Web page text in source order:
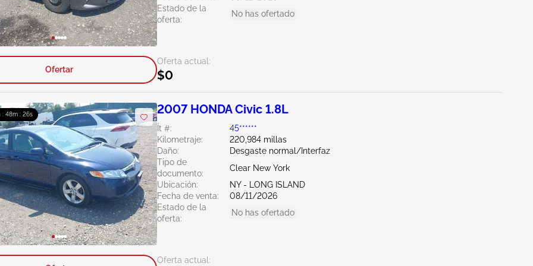
Estado de la
oferta:
No has ofertado
Oferta actual:
$0
Ofertar
: 48m : 25s 2007 HONDA Civic 1.8L
Ít #:
45******
Kilometraje:
220,984 millas
Daño:
Desgaste normal/Interfaz
Tipo de
documento:
Clear New York
Ubicación:
NY - LONG ISLAND
Fecha de venta:
08/11/2026
Estado de la
oferta:
No has ofertado
Oferta actual: